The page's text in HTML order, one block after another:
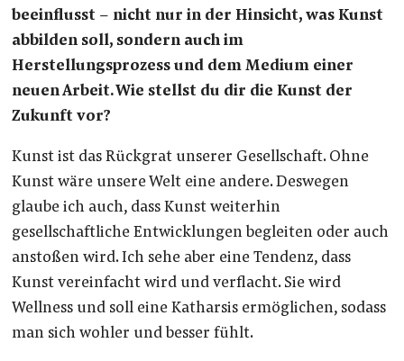
beeinflusst – nicht nur in der Hinsicht, was Kunst
abbilden soll, sondern auch im
Herstellungsprozess und dem Medium einer
neuen Arbeit. Wie stellst du dir die Kunst der
Zukunft vor?
Kunst ist das Rückgrat unserer Gesellschaft. Ohne
Kunst wäre unsere Welt eine andere. Deswegen
glaube ich auch, dass Kunst weiterhin
gesellschaftliche Entwicklungen begleiten oder auch
anstoßen wird. Ich sehe aber eine Tendenz, dass
Kunst vereinfacht wird und verflacht. Sie wird
Wellness und soll eine Katharsis ermöglichen, sodass
man sich wohler und besser fühlt.